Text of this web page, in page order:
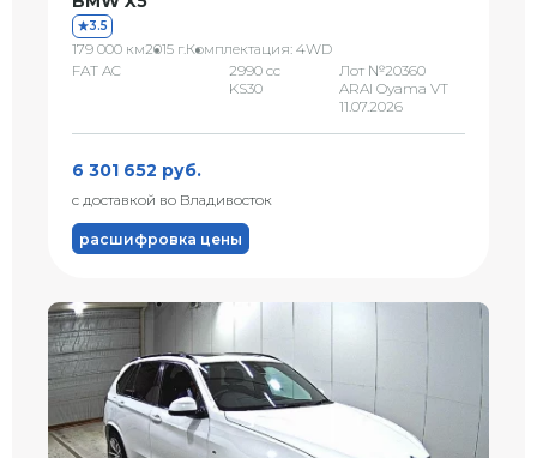
3.5
179 000 км2015 г.Комплектация: 4WD
FAT AC
2990 сс
KS30
Лот №20360
ARAI Oyama VT
11.07.2026
6 301 652 руб.
с доставкой во Владивосток
расшифровка цены